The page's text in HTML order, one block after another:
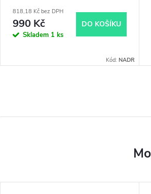
818,18 Kč bez DPH
990 Kč
Skladem 1 ks
DO KOŠÍKU
Kód: NADR